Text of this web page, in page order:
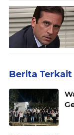
Berita Terkait